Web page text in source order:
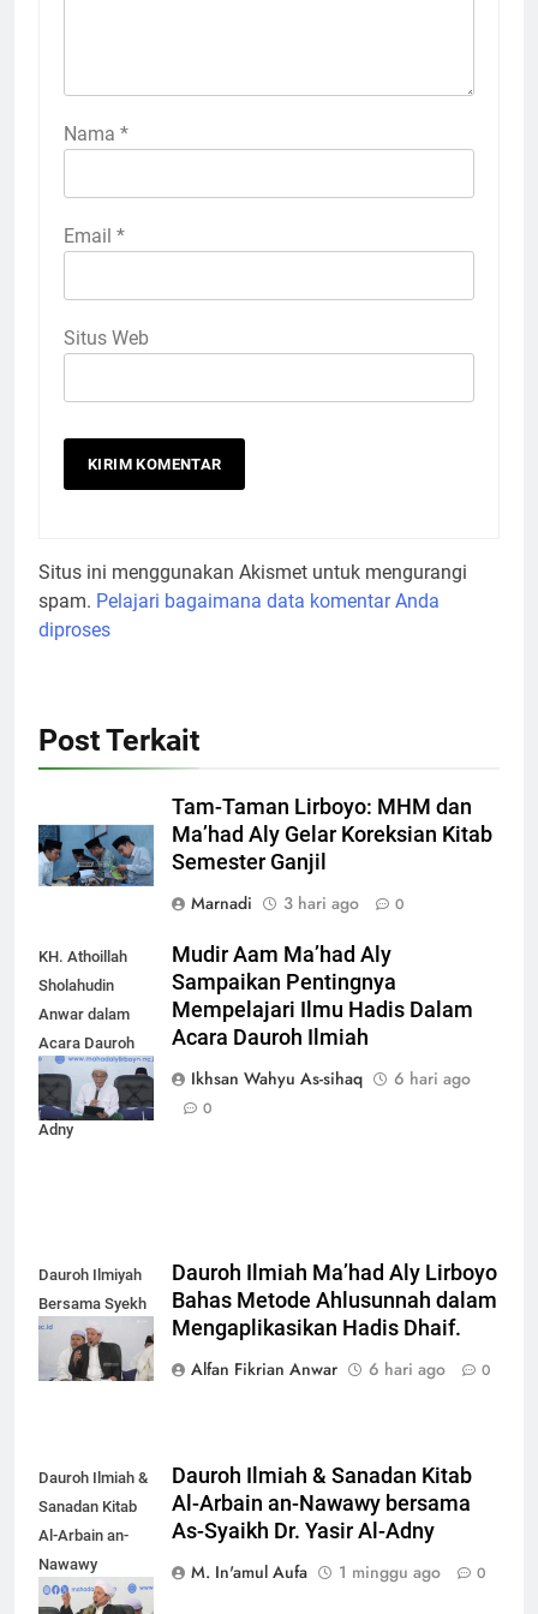
Nama *
Email *
Situs Web
Situs ini menggunakan Akismet untuk mengurangi
spam. Pelajari bagaimana data komentar Anda
diproses
Post Terkait
Tam-Taman Lirboyo: MHM dan
Ma’had Aly Gelar Koreksian Kitab
Semester Ganjil
Marnadi
3 hari ago 0
KH. Athoillah
Sholahudin
Anwar dalam
Acara Dauroh
Ilmiah bersama
Syekh Yasir Al-
Adny
Mudir Aam Ma’had Aly
Sampaikan Pentingnya
Mempelajari Ilmu Hadis Dalam
Acara Dauroh Ilmiah
Ikhsan Wahyu As-sihaq
6 hari ago
0
Dauroh Ilmiyah
Bersama Syekh
Yasir Al-Adny
Dauroh Ilmiah Ma’had Aly Lirboyo
Bahas Metode Ahlusunnah dalam
Mengaplikasikan Hadis Dhaif.
Alfan Fikrian Anwar
6 hari ago 0
Dauroh Ilmiah &
Sanadan Kitab
Al-Arbain an-
Nawawy
bersama As-
Dauroh Ilmiah & Sanadan Kitab
Al-Arbain an-Nawawy bersama
As-Syaikh Dr. Yasir Al-Adny
M. In'amul Aufa
1 minggu ago 0